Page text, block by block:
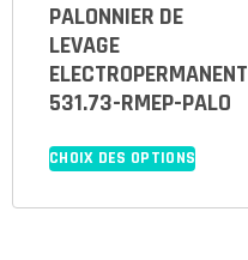
PALONNIER DE
LEVAGE
ELECTROPERMANENT
531.73-RMEP-PALO
CHOIX DES OPTIONS